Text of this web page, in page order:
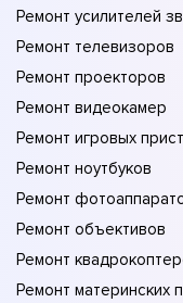
Ремонт усилителей
Ремонт телевизоров
Ремонт проекторов
Ремонт видеокамер
Ремонт игровых
Ремонт ноутбуков
Ремонт
Ремонт объективов
Ремонт
Ремонт материнских